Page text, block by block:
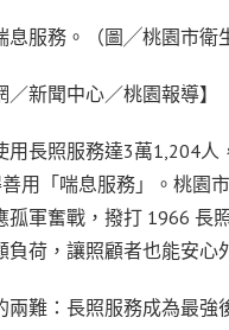
服務。（圖╱桃園市衛
／新聞中心／桃園報導】
用長照服務達3萬1,204人
用「喘息服務」。桃園
孤軍奮戰，撥打 1966 長
負荷，讓照顧者也能安心
兩難：長照服務成為最強